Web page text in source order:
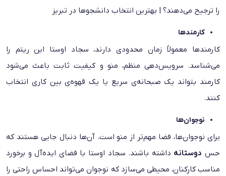
را ترجیح می‌دهند؟ | بهترین انتخاب دانشجوها در تبریز
کارمندها
کارمندها معمولاً زمان محدودی دارند، سجاد اوستا این ریتم را
می‌شناسد. سرویس‌دهی منظم، منو و کیفیت ثابت باعث می‌شود
کارمند بتواند یک صبحانه‌ی سریع یا یک قهوه‌ی بین کاری انتخاب
کنند.
نوجوان‌ها
برای نوجوان‌ها، فضا مهم‌تر از منو است. آن‌ها دنبال جایی هستند که
حس دوستانه داشته باشند. سجاد اوستا با فضای ایده‌آل و برخورد
مناسب کارکنان، محیطی می‌سازد که نوجوان می‌تواند احساس راحتی را